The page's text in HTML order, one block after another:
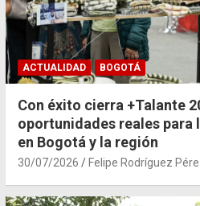
ACTUALIDAD BOGOTÁ
Con éxito cierra +Talante
oportunidades reales para
en Bogotá y la región
30/07/2026 Felipe Rodríguez